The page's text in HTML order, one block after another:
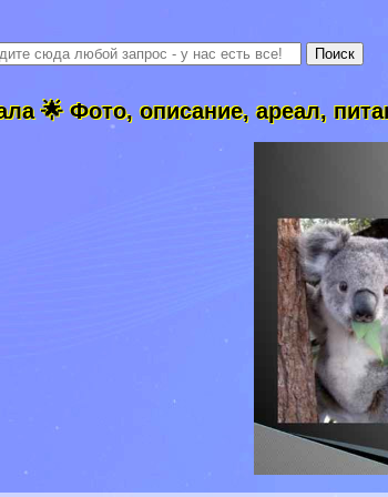
🌟 Фото, описание, ареал,